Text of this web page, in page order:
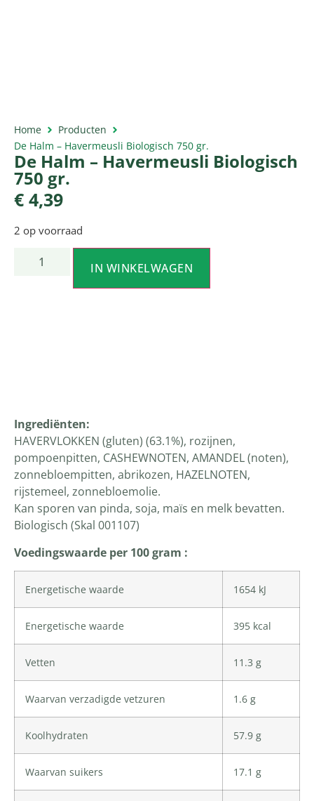
Home
Producten
De Halm – Havermeusli Biologisch 750 gr.
De Halm – Havermeusli Biologisch
750 gr.
€ 4,39
2 op voorraad
IN WINKELWAGEN
Ingrediënten:
HAVERVLOKKEN (gluten) (63.1%), rozijnen,
pompoenpitten, CASHEWNOTEN, AMANDEL (noten),
zonnebloempitten, abrikozen, HAZELNOTEN,
rijstemeel, zonnebloemolie.
Kan sporen van pinda, soja, maïs en melk bevatten.
Biologisch (Skal 001107)
Voedingswaarde per 100 gram :
Energetische waarde 1654 kJ
Energetische waarde 395 kcal
Vetten 11.3 g
Waarvan verzadigde vetzuren 1.6 g
Koolhydraten 57.9 g
Waarvan suikers 17.1 g